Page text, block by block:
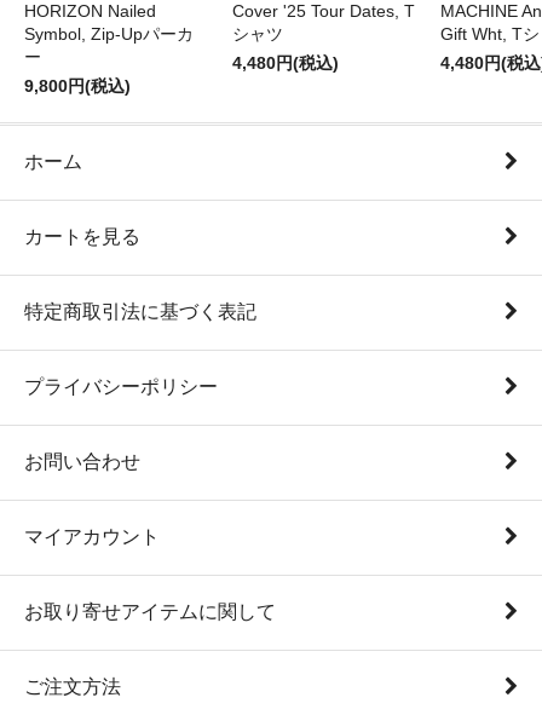
HORIZON Nailed
Symbol, Zip-Upパーカ
ー
9,800円(税込)
Cover '25 Tour Dates, T
シャツ
4,480円(税込)
MACHINE
Gift Wht, T
4,480円(税
ホーム
カートを見る
特定商取引法に基づく表記
プライバシーポリシー
お問い合わせ
マイアカウント
お取り寄せアイテムに関して
ご注文方法